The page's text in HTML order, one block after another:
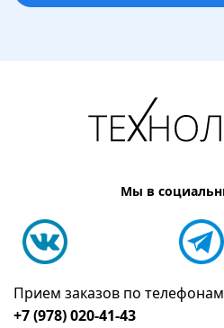
Мы в
Прием заказов по телефонам
+7 (978) 020-41-43